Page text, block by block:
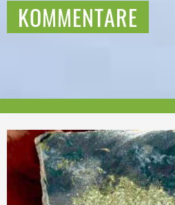
KOMMENTARE